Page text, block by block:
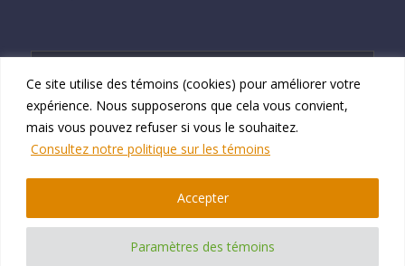
Ce site utilise des témoins (cookies) pour améliorer votre
expérience. Nous supposerons que cela vous convient,
mais vous pouvez refuser si vous le souhaitez.
Consultez notre politique sur les témoins
Paramètres des témoins
Accepter
S'inscrire
© 2026 Namtek Consulting Services